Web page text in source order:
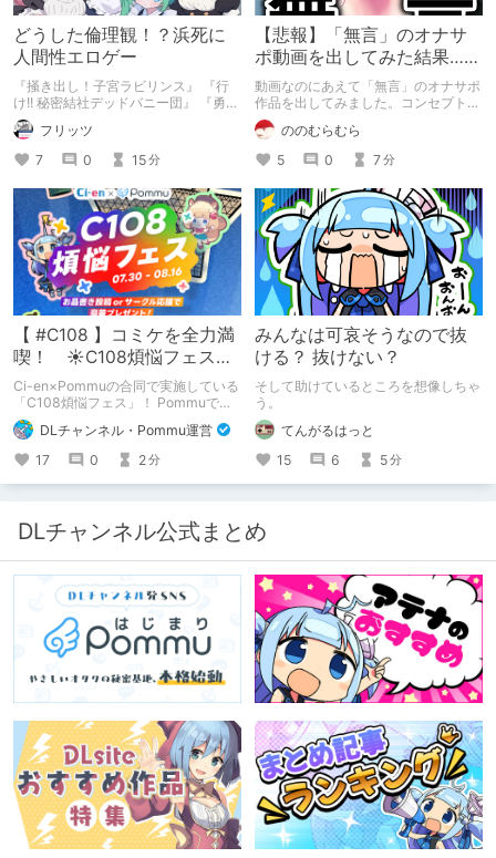
どうした倫理観！？浜死に
人間性エロゲー
『掻き出し！子宮ラビリンス』 『行
け!! 秘密結社デッドバニー団』 『勇者
ミアとツンツン猫サキュバス ~それで
も勇者はコロせない!~』 『めいどいん
めいど！』 本記事はねくすとテーマ
「人に薦めづらいけど好きな作
品」”ではない”です。 好きだったら人
に薦めるのは当たり前だよなぁ！？
フリッツ
7
0 15分
【悲報】「無言」のオナサ
ポ動画を出してみた結果……
動画なのにあえて「無言」のオナサポ
作品を出してみました。コンセプト通
りのものは作れたのですが、肝心の売
上がね……
ののむらむら
5
0 7分
【 #C108 】コミケを全力満
喫！ ☀C108煩悩フェス☀
Pommu版のご案内
Ci-en×Pommuの合同で実施している
「C108煩悩フェス」！ Pommuでの
参加方法について、改めてこちらでも
ご案内いたします！
DLチャンネル・Pommu運営
17
0 2分
みんなは可哀そうなので抜
ける？ 抜けない？
そして助けているところを想像しちゃ
う。
てんがるはっと
15
6 5分
DLチャンネル公式まとめ